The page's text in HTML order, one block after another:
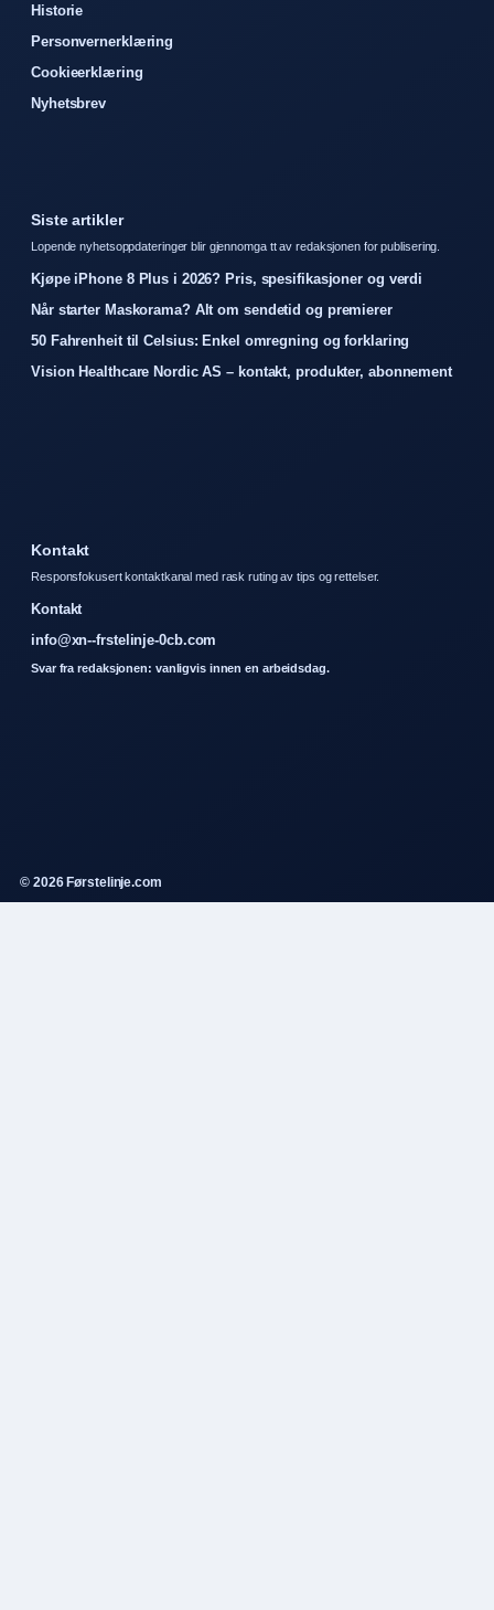
Historie
Personvernerklæring
Cookieerklæring
Nyhetsbrev
Siste artikler
Lopende nyhetsoppdateringer blir gjennomga tt av redaksjonen for publisering.
Kjøpe iPhone 8 Plus i 2026? Pris, spesifikasjoner og verdi
Når starter Maskorama? Alt om sendetid og premierer
50 Fahrenheit til Celsius: Enkel omregning og forklaring
Vision Healthcare Nordic AS – kontakt, produkter, abonnement
Kontakt
Responsfokusert kontaktkanal med rask ruting av tips og rettelser.
Kontakt
info@xn--frstelinje-0cb.com
Svar fra redaksjonen: vanligvis innen en arbeidsdag.
© 2026 Førstelinje.com